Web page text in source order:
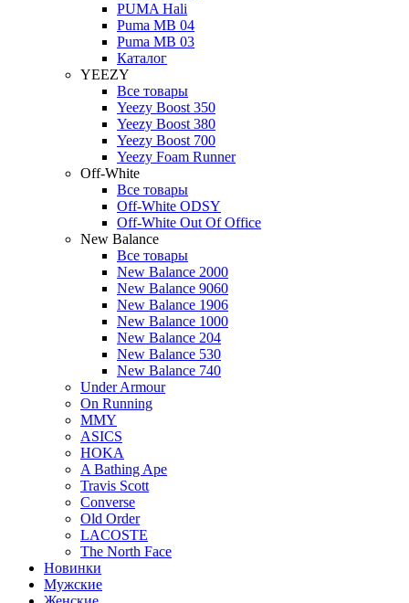
PUMA Hali
Puma MB 04
Puma MB 03
Каталог
YEEZY
Все товары
Yeezy Boost 350
Yeezy Boost 380
Yeezy Boost 700
Yeezy Foam Runner
Off-White
Все товары
Off-White ODSY
Off-White Out Of Office
New Balance
Все товары
New Balance 2000
New Balance 9060
New Balance 1906
New Balance 1000
New Balance 204
New Balance 530
New Balance 740
Under Armour
On Running
MMY
ASICS
HOKA
A Bathing Ape
Travis Scott
Converse
Old Order
LACOSTE
The North Face
Новинки
Мужские